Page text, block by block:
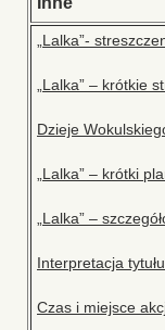
„Lalka”-
„Lalka” – krótkie
Dzieje
„Lalka” – krótki
„Lalka” –
Interpretacja
Czas i miejsce